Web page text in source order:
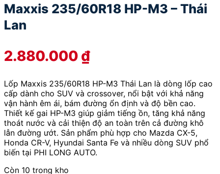
Maxxis 235/60R18 HP-M3 – Thái
Lan
2.880.000 ₫
Lốp Maxxis 235/60R18 HP-M3 Thái Lan là dòng lốp cao
cấp dành cho SUV và crossover, nổi bật với khả năng
vận hành êm ái, bám đường ổn định và độ bền cao.
Thiết kế gai HP-M3 giúp giảm tiếng ồn, tăng khả năng
thoát nước và cải thiện độ an toàn trên cả đường khô
lẫn đường ướt. Sản phẩm phù hợp cho Mazda CX-5,
Honda CR-V, Hyundai Santa Fe và nhiều dòng SUV phổ
biến tại PHI LONG AUTO.
Còn 10 trong kho